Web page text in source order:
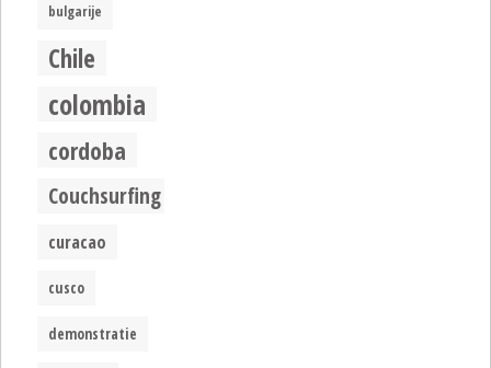
bulgarije
Chile
colombia
cordoba
Couchsurfing
curacao
cusco
demonstratie